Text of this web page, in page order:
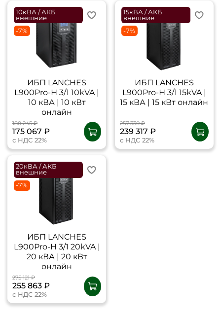
10кВА / АКБ
внешние
-7%
ИБП LANCHES
L900Pro-Н 3/1 10kVA |
10 кВА | 10 кВт
онлайн
188 245 ₽
175 067 ₽
с НДС 22%
15кВА / АКБ
внешние
-7%
ИБП LANCHES
L900Pro-Н 3/1 15kVA |
15 кВА | 15 кВт онлайн
257 330 ₽
239 317 ₽
с НДС 22%
20кВА / АКБ
внешние
-7%
ИБП LANCHES
L900Pro-Н 3/1 20kVA |
20 кВА | 20 кВт
онлайн
275 121 ₽
255 863 ₽
с НДС 22%